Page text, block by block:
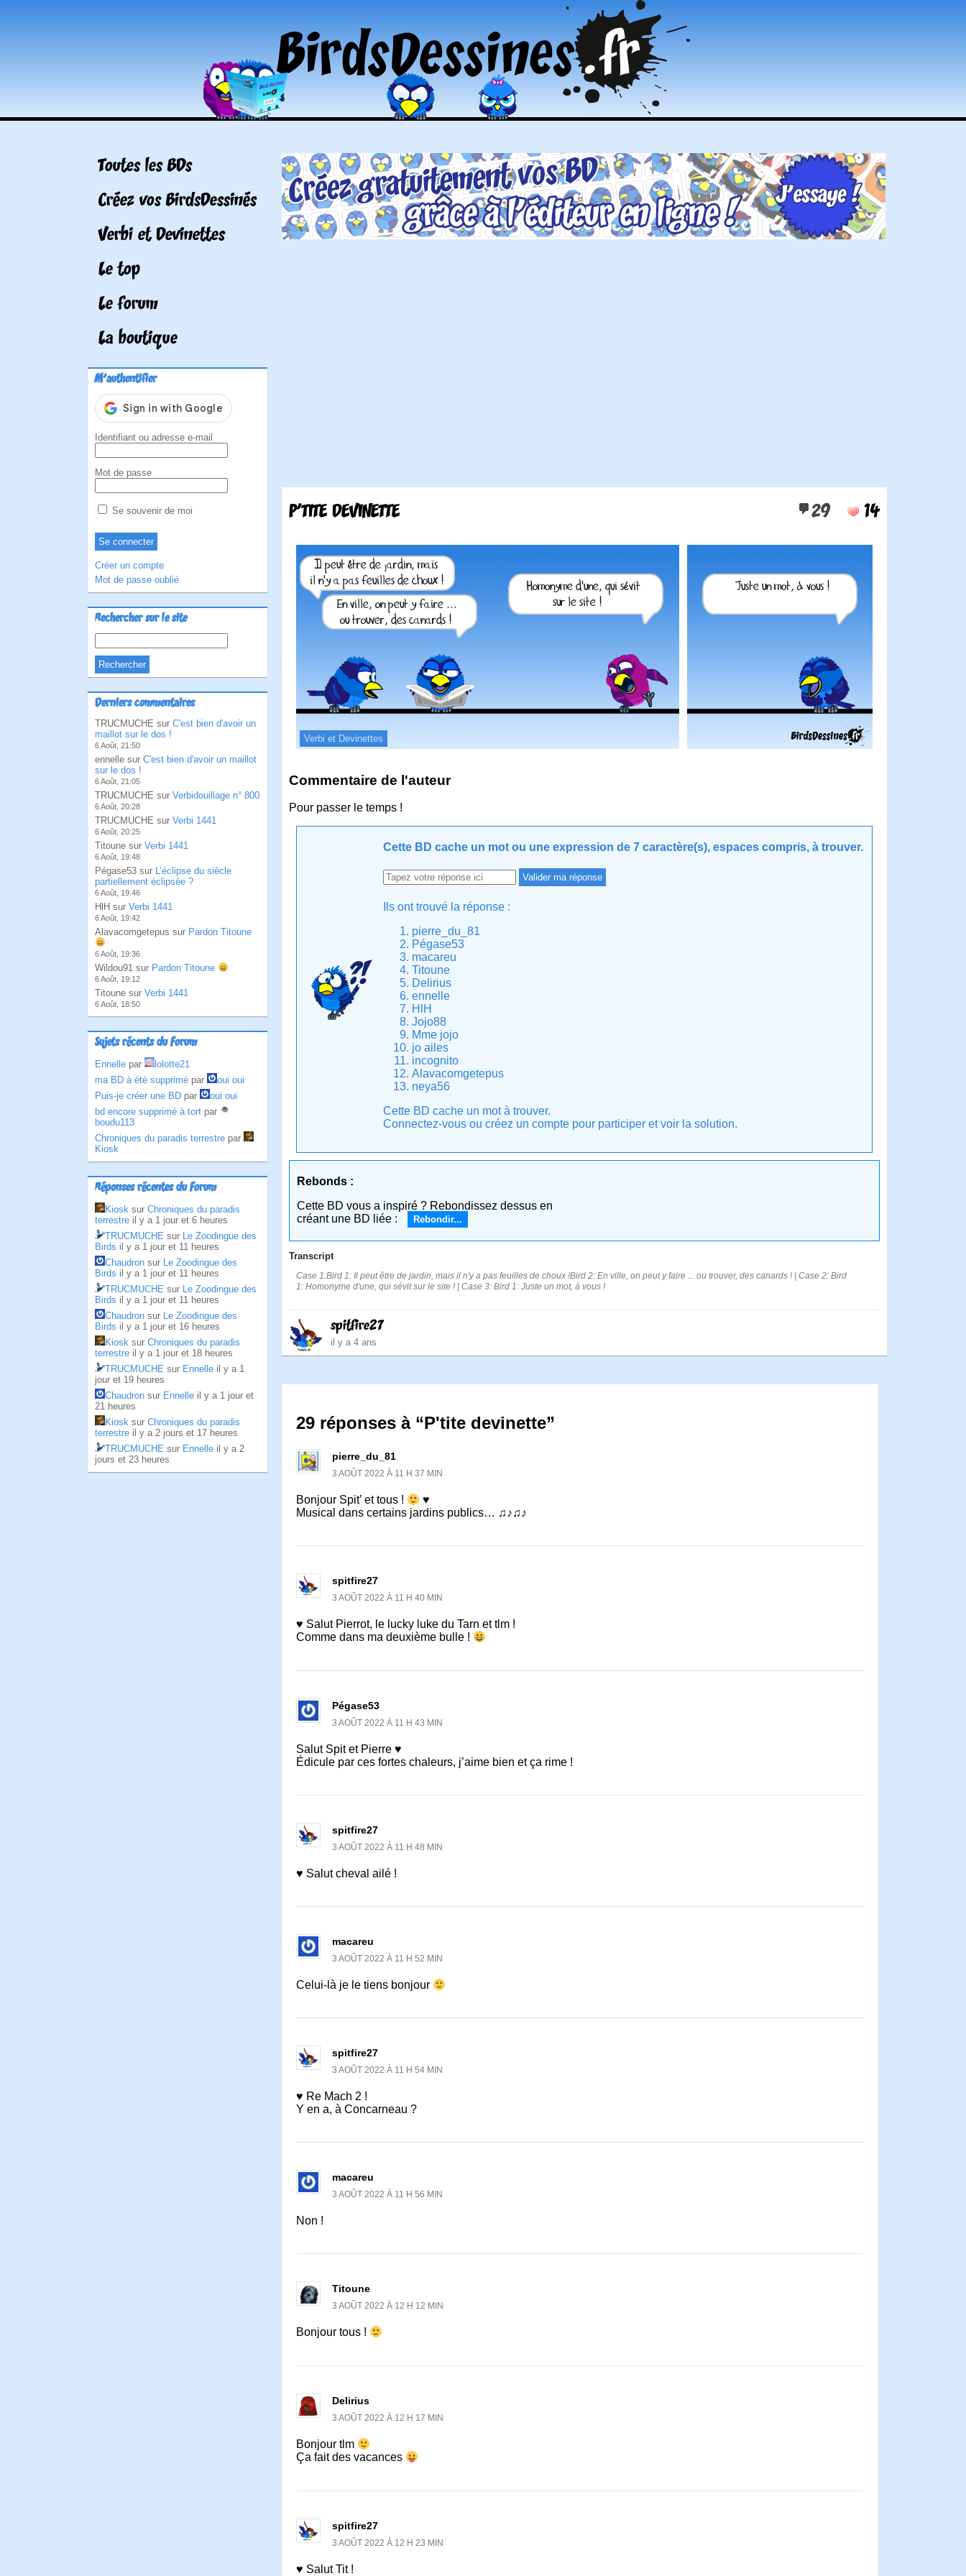
Toutes les BDs
Créez vos BirdsDessinés
Verbi et Devinettes
Le top
Le forum
La boutique
M'authentifier
Identifiant ou adresse e-mail
Mot de passe
Se souvenir de moi
Créer un compte
Mot de passe oublié
Rechercher sur le site
Derniers commentaires
TRUCMUCHE sur C'est bien d'avoir un
maillot sur le dos !
6 Août, 21:50
ennelle sur C'est bien d'avoir un maillot
sur le dos !
6 Août, 21:05
TRUCMUCHE sur Verbidouillage n° 800
6 Août, 20:28
TRUCMUCHE sur Verbi 1441
6 Août, 20:25
Titoune sur Verbi 1441
6 Août, 19:48
Pégase53 sur L’éclipse du siècle
partiellement éclipsée ?
6 Août, 19:46
HlH sur Verbi 1441
6 Août, 19:42
Alavacomgetepus sur Pardon Titoune
6 Août, 19:36
Wildou91 sur Pardon Titoune
6 Août, 19:12
Titoune sur Verbi 1441
6 Août, 18:50
Sujets récents du Forum
Ennelle par
lolotte21
ma BD à été supprimé par
oui oui
Puis-je créer une BD par
oui oui
bd encore supprimé à tort par
boudu113
Chroniques du paradis terrestre par
Kiosk
Réponses récentes du Forum
Kiosk sur Chroniques du paradis
terrestre il y a 1 jour et 6 heures
TRUCMUCHE sur Le Zoodingue des
Birds il y a 1 jour et 11 heures
Chaudron sur Le Zoodingue des
Birds il y a 1 jour et 11 heures
TRUCMUCHE sur Le Zoodingue des
Birds il y a 1 jour et 11 heures
Chaudron sur Le Zoodingue des
Birds il y a 1 jour et 16 heures
Kiosk sur Chroniques du paradis
terrestre il y a 1 jour et 18 heures
TRUCMUCHE sur Ennelle il y a 1
jour et 19 heures
Chaudron sur Ennelle il y a 1 jour et
21 heures
Kiosk sur Chroniques du paradis
terrestre il y a 2 jours et 17 heures
TRUCMUCHE sur Ennelle il y a 2
jours et 23 heures
29 14
P'TITE DEVINETTE
Verbi et Devinettes
Commentaire de l'auteur
Pour passer le temps !
Cette BD cache un mot ou une expression de 7 caractère(s), espaces compris, à trouver.
Ils ont trouvé la réponse :
pierre_du_81
Pégase53
macareu
Titoune
Delirius
ennelle
HlH
Jojo88
Mme jojo
jo ailes
incognito
Alavacomgetepus
neya56
Cette BD cache un mot à trouver.
Connectez-vous ou créez un compte pour participer et voir la solution.
Rebonds :
Cette BD vous a inspiré ? Rebondissez dessus en
créant une BD liée :
Rebondir...
Transcript
Case 1:Bird 1: Il peut être de jardin, mais il n'y a pas feuilles de choux !Bird 2: En ville, on peut y faire ... ou trouver, des canards ! | Case 2: Bird
1: Homonyme d'une, qui sévit sur le site ! | Case 3: Bird 1: Juste un mot, à vous !
spitfire27
il y a 4 ans
29 réponses à “P'tite devinette”
pierre_du_81
3 AOÛT 2022 À 11 H 37 MIN
Bonjour Spit’ et tous !
♥
Musical dans certains jardins publics… ♫♪♫♪
spitfire27
3 AOÛT 2022 À 11 H 40 MIN
♥ Salut Pierrot, le lucky luke du Tarn et tlm !
Comme dans ma deuxième bulle !
Pégase53
3 AOÛT 2022 À 11 H 43 MIN
Salut Spit et Pierre ♥
Édicule par ces fortes chaleurs, j’aime bien et ça rime !
spitfire27
3 AOÛT 2022 À 11 H 48 MIN
♥ Salut cheval ailé !
macareu
3 AOÛT 2022 À 11 H 52 MIN
Celui-là je le tiens bonjour
spitfire27
3 AOÛT 2022 À 11 H 54 MIN
♥ Re Mach 2 !
Y en a, à Concarneau ?
macareu
3 AOÛT 2022 À 11 H 56 MIN
Non !
Titoune
3 AOÛT 2022 À 12 H 12 MIN
Bonjour tous !
Delirius
3 AOÛT 2022 À 12 H 17 MIN
Bonjour tlm
Ça fait des vacances
spitfire27
3 AOÛT 2022 À 12 H 23 MIN
♥ Salut Tit !